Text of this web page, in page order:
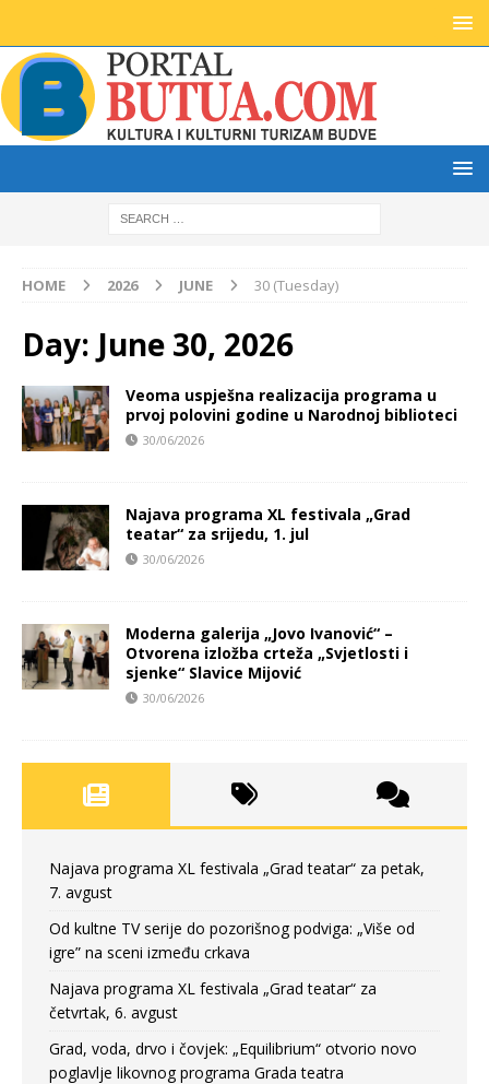
HOME 2026 JUNE 30 (Tuesday)
Day: June 30, 2026
Veoma uspješna realizacija programa u
prvoj polovini godine u Narodnoj biblioteci
30/06/2026
Najava programa XL festivala „Grad
teatar“ za srijedu, 1. jul
30/06/2026
Moderna galerija „Jovo Ivanović“ –
Otvorena izložba crteža „Svjetlosti i
sjenke“ Slavice Mijović
30/06/2026
Najava programa XL festivala „Grad teatar“ za petak,
7. avgust
Od kultne TV serije do pozorišnog podviga: „Više od
igre” na sceni između crkava
Najava programa XL festivala „Grad teatar“ za
četvrtak, 6. avgust
Grad, voda, drvo i čovjek: „Equilibrium“ otvorio novo
poglavlje likovnog programa Grada teatra